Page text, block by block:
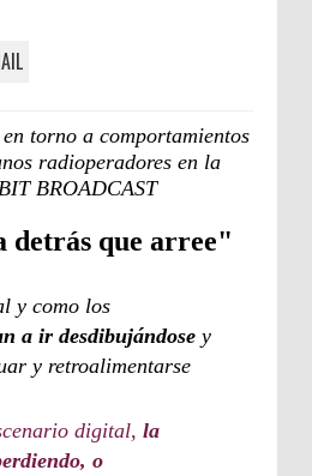
torno a comportamientos
radioperadores en la
BROADCAST
detrás que arree"
y como los
a ir desdibujándose y
y retroalimentarse
digital, la
o